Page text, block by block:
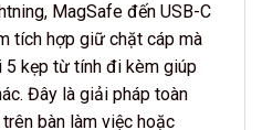
MagSafe đến USB-C
tích hợp giữ chặt cáp mà
5 kẹp từ tính đi kèm giúp
Đây là giải pháp toàn
bàn làm việc hoặc